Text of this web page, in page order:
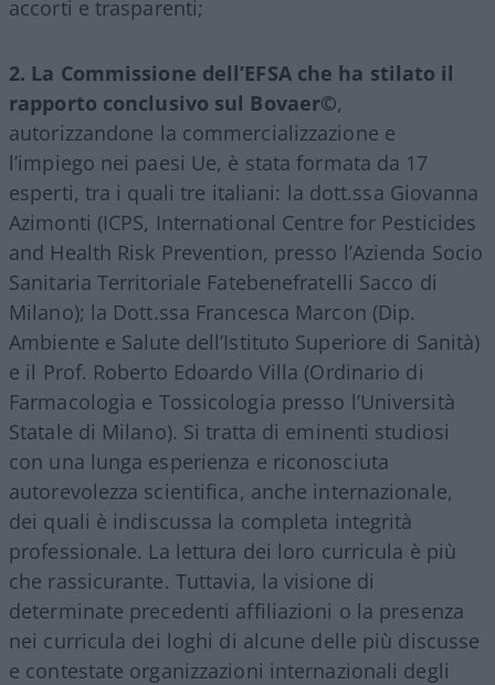
accorti e trasparenti;
2. La Commissione dell’EFSA che ha stilato il
rapporto conclusivo sul Bovaer©️,
autorizzandone la commercializzazione e
l’impiego nei paesi Ue, è stata formata da 17
esperti, tra i quali tre italiani: la dott.ssa Giovanna
Azimonti (ICPS, International Centre for Pesticides
and Health Risk Prevention, presso l’Azienda Socio
Sanitaria Territoriale Fatebenefratelli Sacco di
Milano); la Dott.ssa Francesca Marcon (Dip.
Ambiente e Salute dell’Istituto Superiore di Sanità)
e il Prof. Roberto Edoardo Villa (Ordinario di
Farmacologia e Tossicologia presso l’Università
Statale di Milano). Si tratta di eminenti studiosi
con una lunga esperienza e riconosciuta
autorevolezza scientifica, anche internazionale,
dei quali è indiscussa la completa integrità
professionale. La lettura dei loro curricula è più
che rassicurante. Tuttavia, la visione di
determinate precedenti affiliazioni o la presenza
nei curricula dei loghi di alcune delle più discusse
e contestate organizzazioni internazionali degli